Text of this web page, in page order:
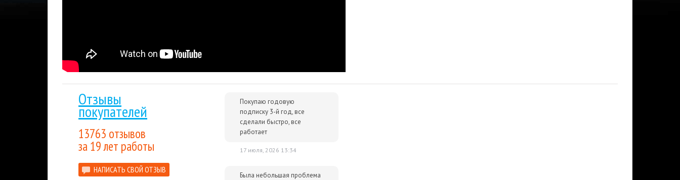
Отзывы
покупателей
13763 отзывов
за 19 лет работы
НАПИСАТЬ СВОЙ ОТЗЫВ
Покупаю годовую
подписку 3-й год, все
сделали быстро, все
работает
17 июля, 2026 13:34
Была небольшая проблема